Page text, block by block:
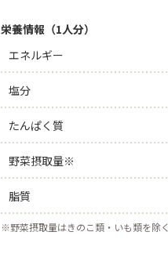
栄養情報（1人分）
エネルギー
塩分
たんぱく質
野菜摂取量※
脂質
※野菜摂取量はきのこ類・いも類を除く